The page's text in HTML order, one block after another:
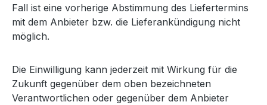
Fall ist eine vorherige Abstimmung des Liefertermins
mit dem Anbieter bzw. die Lieferankündigung nicht
möglich.
Die Einwilligung kann jederzeit mit Wirkung für die
Zukunft gegenüber dem oben bezeichneten
Verantwortlichen oder gegenüber dem Anbieter